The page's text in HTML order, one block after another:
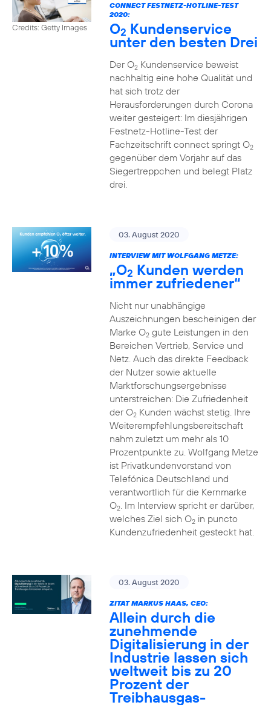
Credits: Getty Images
CONNECT FESTNETZ-HOTLINE-TEST
2020:
O2 Kundenservice
unter den besten Drei
Der O2Kundenservice beweist
nachhaltig eine hohe Qualität und
hat sich trotz der
Herausforderungen durch Corona
weiter gesteigert: Im diesjährigen
Festnetz-Hotline-Test der
Fachzeitschrift connect springt O2
gegenüber dem Vorjahr auf das
Siegertreppchen und belegt Platz
drei.
03. August 2020
INTERVIEW MIT WOLFGANG METZE:
„O2 Kunden werden
immer zufriedener“
Nicht nur unabhängige
Auszeichnungen bescheinigen der
Marke O2gute Leistungen in den
Bereichen Vertrieb, Service und
Netz. Auch das direkte Feedback
der Nutzer sowie aktuelle
Marktforschungsergebnisse
unterstreichen: Die Zufriedenheit
der O2Kunden wächst stetig. Ihre
Weiterempfehlungsbereitschaft
nahm zuletzt um mehr als 10
Prozentpunkte zu. Wolfgang Metze
ist Privatkundenvorstand von
Telefónica Deutschland und
verantwortlich für die Kernmarke
O2. Im Interview spricht er darüber,
welches Ziel sich O2in puncto
Kundenzufriedenheit gesteckt hat.
03. August 2020
ZITAT MARKUS HAAS, CEO:
Allein durch die
zunehmende
Digitalisierung in der
Industrie lassen sich
weltweit bis zu 20
Prozent der
Treibhausgas-